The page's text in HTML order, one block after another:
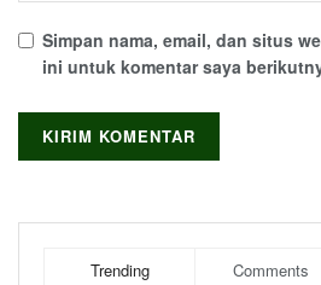
Simpan nama, email, dan situs
ini untuk komentar saya
Trending Comments